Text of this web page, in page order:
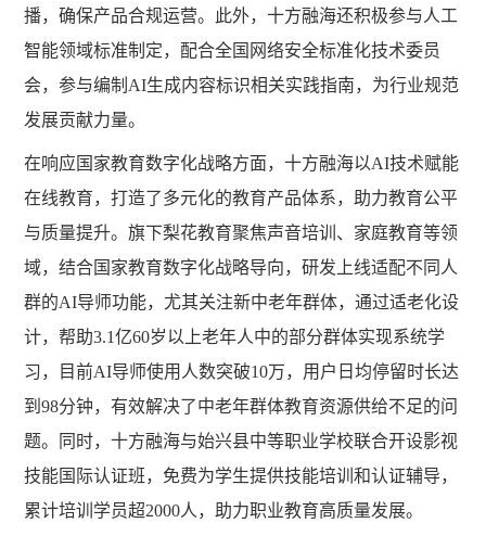
播，确保产品合规运营。此外，十方融海还积极参与人工
智能领域标准制定，配合全国网络安全标准化技术委员
会，参与编制AI生成内容标识相关实践指南，为行业规范
发展贡献力量。
在响应国家教育数字化战略方面，十方融海以AI技术赋能
在线教育，打造了多元化的教育产品体系，助力教育公平
与质量提升。旗下梨花教育聚焦声音培训、家庭教育等领
域，结合国家教育数字化战略导向，研发上线适配不同人
群的AI导师功能，尤其关注新中老年群体，通过适老化设
计，帮助3.1亿60岁以上老年人中的部分群体实现系统学
习，目前AI导师使用人数突破10万，用户日均停留时长达
到98分钟，有效解决了中老年群体教育资源供给不足的问
题。同时，十方融海与始兴县中等职业学校联合开设影视
技能国际认证班，免费为学生提供技能培训和认证辅导，
累计培训学员超2000人，助力职业教育高质量发展。